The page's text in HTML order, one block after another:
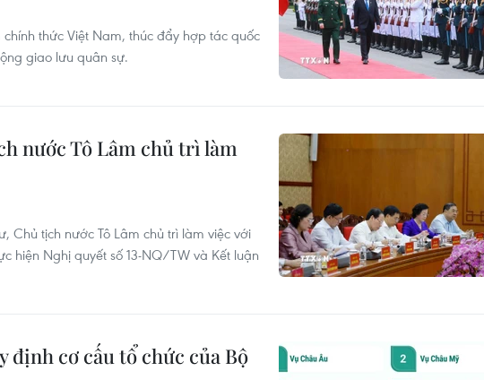
thức Việt Nam, thúc đẩy hợp tác quốc
giao lưu quân sự.
nước Tô Lâm chủ trì làm
Chủ tịch nước Tô Lâm chủ trì làm việc với
hiện Nghị quyết số 13-NQ/TW và Kết luận
định cơ cấu tổ chức của Bộ